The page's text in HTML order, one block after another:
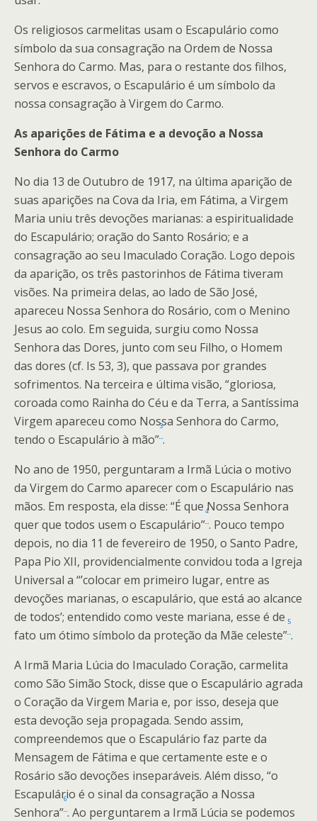
Os religiosos carmelitas usam o Escapulário como
símbolo da sua consagração na Ordem de Nossa
Senhora do Carmo. Mas, para o restante dos filhos,
servos e escravos, o Escapulário é um símbolo da
nossa consagração à Virgem do Carmo.
As aparições de Fátima e a devoção a Nossa
Senhora do Carmo
No dia 13 de Outubro de 1917, na última aparição de
suas aparições na Cova da Iria, em Fátima, a Virgem
Maria uniu três devoções marianas: a espiritualidade
do Escapulário; oração do Santo Rosário; e a
consagração ao seu Imaculado Coração. Logo depois
da aparição, os três pastorinhos de Fátima tiveram
visões. Na primeira delas, ao lado de São José,
apareceu Nossa Senhora do Rosário, com o Menino
Jesus ao colo. Em seguida, surgiu como Nossa
Senhora das Dores, junto com seu Filho, o Homem
das dores (cf. Is 53, 3), que passava por grandes
sofrimentos. Na terceira e última visão, “gloriosa,
coroada como Rainha do Céu e da Terra, a Santíssima
Virgem apareceu como Nossa Senhora do Carmo,
tendo o Escapulário à mão”
3
.
No ano de 1950, perguntaram a Irmã Lúcia o motivo
da Virgem do Carmo aparecer com o Escapulário nas
mãos. Em resposta, ela disse: “É que Nossa Senhora
quer que todos usem o Escapulário”
4
. Pouco tempo
depois, no dia 11 de fevereiro de 1950, o Santo Padre,
Papa Pio XII, providencialmente convidou toda a Igreja
Universal a “’colocar em primeiro lugar, entre as
devoções marianas, o escapulário, que está ao alcance
de todos’; entendido como veste mariana, esse é de
fato um ótimo símbolo da proteção da Mãe celeste”
5
.
A Irmã Maria Lúcia do Imaculado Coração, carmelita
como São Simão Stock, disse que o Escapulário agrada
o Coração da Virgem Maria e, por isso, deseja que
esta devoção seja propagada. Sendo assim,
compreendemos que o Escapulário faz parte da
Mensagem de Fátima e que certamente este e o
Rosário são devoções inseparáveis. Além disso, “o
Escapulário é o sinal da consagração a Nossa
Senhora”
6
. Ao perguntarem a Irmã Lúcia se podemos